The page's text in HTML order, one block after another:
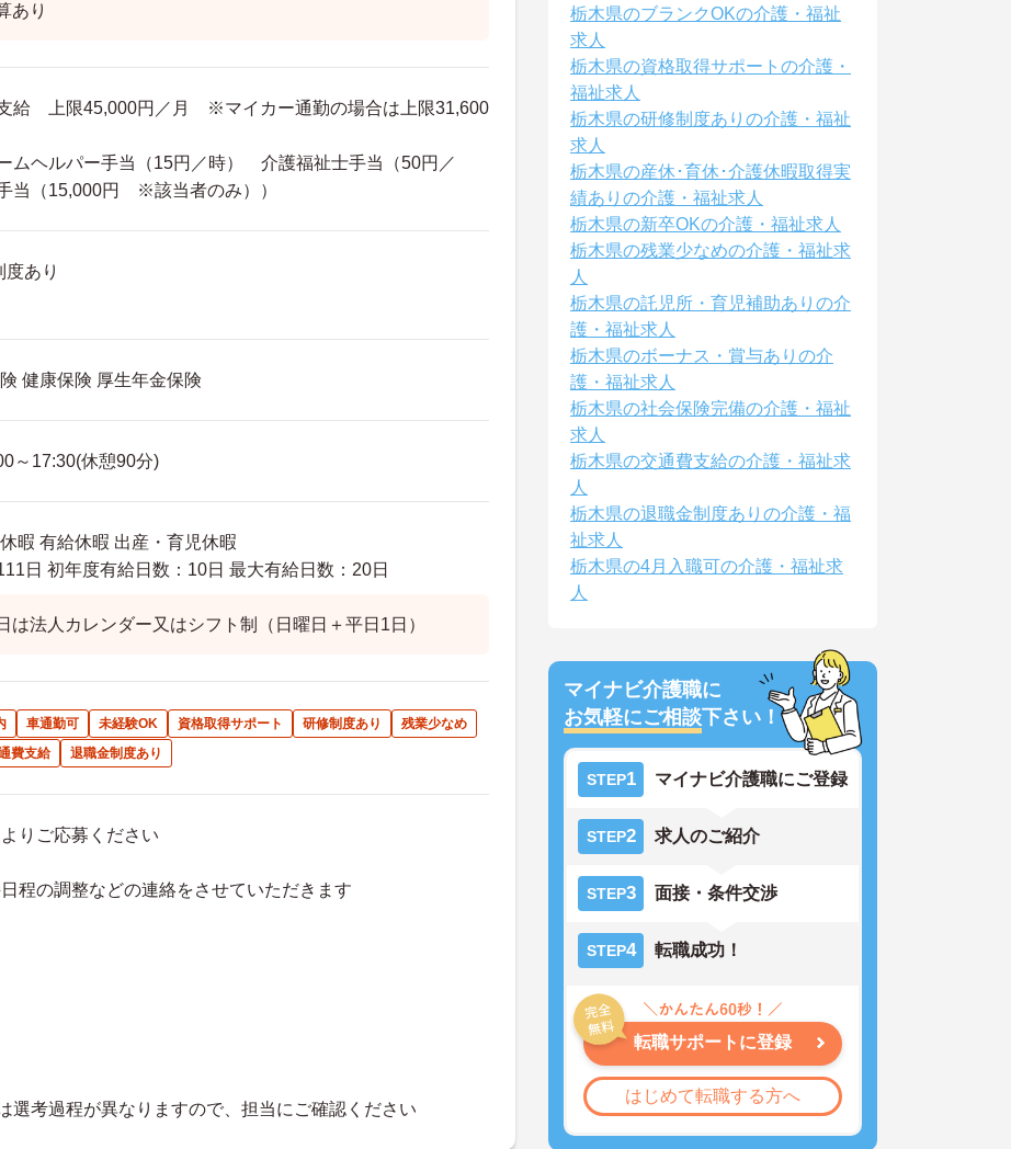
あり
給 上限45,000円／月 ※マイカー通勤の場合は上限31,600
ムヘルパー手当（15円／時） 介護福祉士手当（50円／
当（15,000円 ※該当者のみ））
あり
健康保険 厚生年金保険
～17:30(休憩90分)
暇 有給休暇 出産・育児休暇
日 初年度有給日数：10日 最大有給日数：20日
法人カレンダー又はシフト制（日曜日＋平日1日）
車通勤可 未経験OK 資格取得サポート 研修制度あり
残業少なめ
費支給 退職金制度あり
りご応募ください
程の調整などの連絡をさせていただきます
選考過程が異なりますので、担当にご確認ください
栃木県のブランクOKの介護・福祉
求人
栃木県の資格取得サポートの介護・
福祉求人
栃木県の研修制度ありの介護・福祉
求人
栃木県の産休･育休･介護休暇取得実
績ありの介護・福祉求人
栃木県の新卒OKの介護・福祉求人
栃木県の残業少なめの介護・福祉求
人
栃木県の託児所・育児補助ありの介
護・福祉求人
栃木県のボーナス・賞与ありの介
護・福祉求人
栃木県の社会保険完備の介護・福祉
求人
栃木県の交通費支給の介護・福祉求
人
栃木県の退職金制度ありの介護・福
祉求人
栃木県の4月入職可の介護・福祉求
人
マイナビ介護職に
お気軽にご相談下さい！
STEP1 マイナビ介護職にご登録
STEP2 求人のご紹介
STEP3 面接・条件交渉
STEP4 転職成功！
転職サポートに登録
はじめて転職する方へ